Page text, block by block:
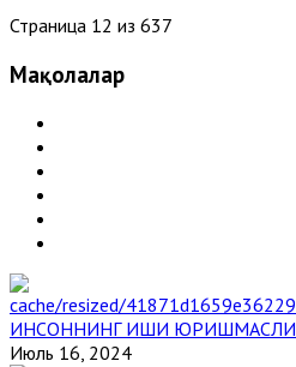
Страница 12 из 637
Мақолалар
ИНСОННИНГ ИШИ
Июль 16, 2024